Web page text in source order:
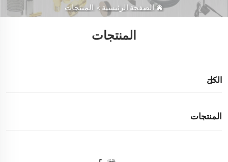
الصفحة الرئيسية > المنتجات
المنتجات
الكل
المنتجات